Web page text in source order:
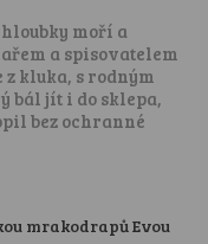
moří a
a spisovatelem
z kluka, s rodným
bál jít i do sklepa,
bez ochranné